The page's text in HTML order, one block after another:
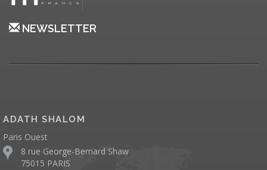
NEWSLETTER
ADATH SHALOM
Paris Ouest
8 rue George-Bernard Shaw
75015 PARIS